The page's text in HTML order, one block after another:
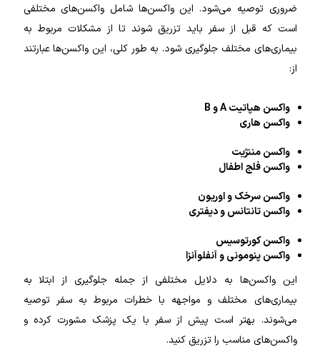
ضروری توصیه می‌شود. این واکسن‌ها شامل واکسن‌های مختلفی
است که قبل از سفر باید تزریق شوند تا از مشکلات مربوط به
بیماری‌های مختلف جلوگیری شود. به طور کلی، این واکسن‌ها عبارتند
از:
واکسن هپاتیت A و B
واکسن هاری
واکسن مننژیت
واکسن فلج اطفال
واکسن سرخک و اوریون
واکسن تانتانس و دیفتری
واکسن کورتوسیس
واکسن پنومونی و آنفلوآنزا
این واکسن‌ها به دلایل مختلفی از جمله جلوگیری از ابتلا به
بیماری‌های مختلف و مواجهه با خطرات مربوط به سفر توصیه
می‌شوند. بهتر است پیش از سفر با یک پزشک مشورت کرده و
واکسن‌های مناسب را تزریق کنید.